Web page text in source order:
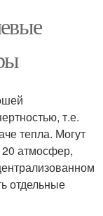
т.е.
тепла. Могут
атмосфер,
отдельные